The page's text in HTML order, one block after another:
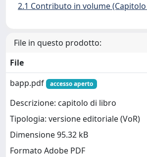
2.1 Contributo in volume
File in questo prodotto:
File
bapp.pdf
accesso aperto
Descrizione: capitolo di libro
Tipologia: versione editoriale (VoR)
Dimensione 95.32 kB
Formato Adobe PDF